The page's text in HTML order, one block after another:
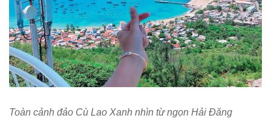
Toàn cảnh đảo Cù Lao Xanh nhìn từ ngọn Hải Đăng